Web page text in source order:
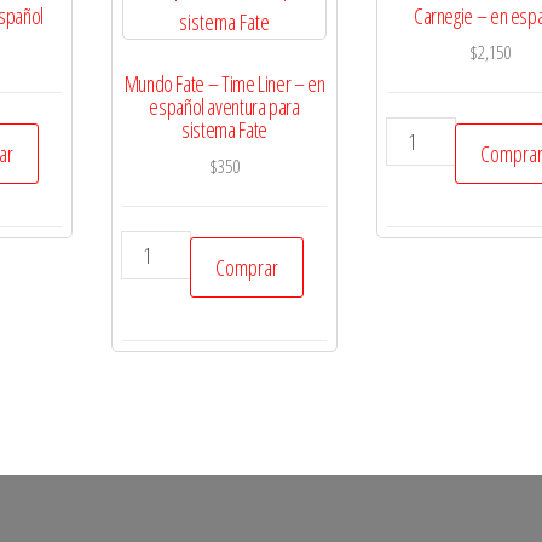
Mundo Fate – Time Liner – en
español aventura para
sistema Fate
$350
Mundo
Fate
Time
español
Comprar
Carnegie – en
$2,150
Carnegie
-
español
Comprar